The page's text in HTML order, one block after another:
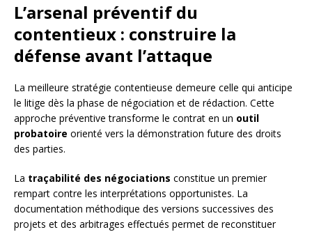
L’arsenal préventif du
contentieux : construire la
défense avant l’attaque
La meilleure stratégie contentieuse demeure celle qui anticipe
le litige dès la phase de négociation et de rédaction. Cette
approche préventive transforme le contrat en un outil
probatoire orienté vers la démonstration future des droits
des parties.
La traçabilité des négociations constitue un premier
rempart contre les interprétations opportunistes. La
documentation méthodique des versions successives des
projets et des arbitrages effectués permet de reconstituer